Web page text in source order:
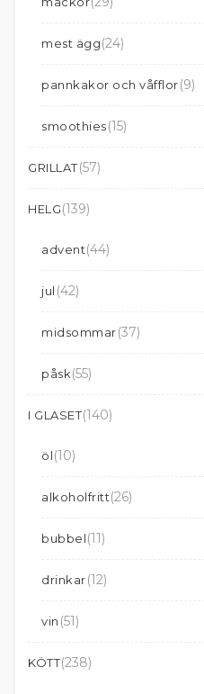
mest ägg(24)
pannkakor och våfflor(9)
smoothies(15)
GRILLAT(57)
HELG(139)
advent(44)
jul (42)
midsommar(37)
påsk(55)
I GLASET(140)
öl(10)
alkoholfritt(26)
bubbel(11)
drinkar(12)
vin (51)
KÖTT(238)